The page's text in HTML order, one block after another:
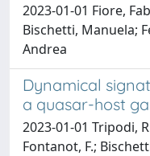
2023-01-01 Fiore,
Bischetti, Manuela;
Andrea
Dynamical
a quasar-host
2023-01-01 Tripodi,
Fontanot, F.;